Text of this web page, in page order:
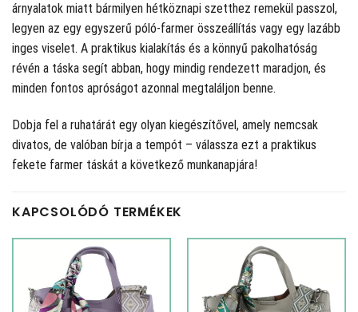
árnyalatok miatt bármilyen hétköznapi szetthez remekül passzol,
legyen az egy egyszerű póló-farmer összeállítás vagy egy lazább
inges viselet. A praktikus kialakítás és a könnyű pakolhatóság
révén a táska segít abban, hogy mindig rendezett maradjon, és
minden fontos apróságot azonnal megtaláljon benne.
Dobja fel a ruhatárát egy olyan kiegészítővel, amely nemcsak
divatos, de valóban bírja a tempót – válassza ezt a praktikus
fekete farmer táskát a következő munkanapjára!
KAPCSOLÓDÓ TERMÉKEK